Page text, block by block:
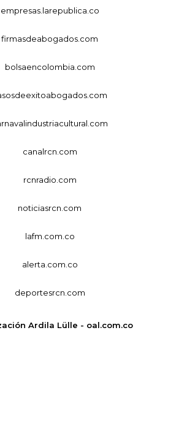
empresas.larepublica.co
firmasdeabogados.com
bolsaencolombia.com
canalrcn.com
rcnradio.com
noticiasrcn.com
lafm.com.co
alerta.com.co
deportesrcn.com
Ardila Lülle - oal.com.co